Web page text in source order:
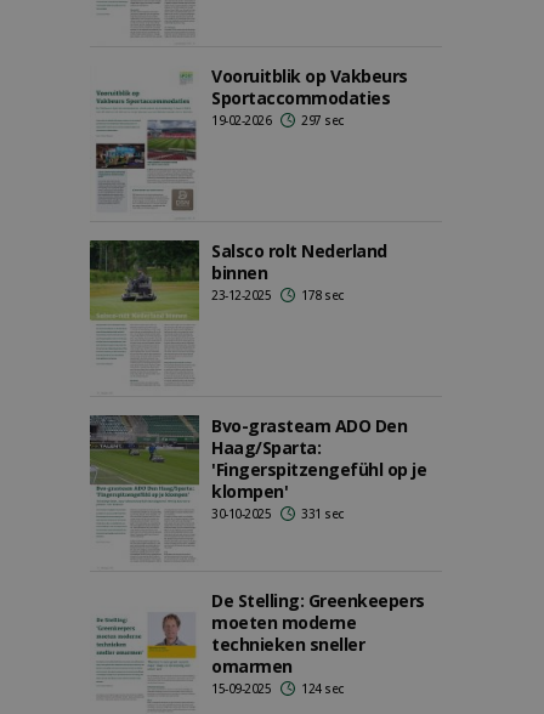
Vooruitblik op Vakbeurs
Sportaccommodaties
19-02-2026 297 sec
Salsco rolt Nederland
binnen
23-12-2025 178 sec
Bvo-grasteam ADO Den
Haag/Sparta:
'Fingerspitzengefühl op je
klompen'
30-10-2025 331 sec
De Stelling: Greenkeepers
moeten moderne
technieken sneller
omarmen
15-09-2025 124 sec